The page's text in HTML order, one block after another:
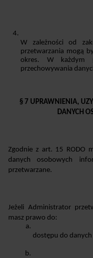
W zależności od
przetwarzania mogą
okres. W każdym
przechowywania
§ 7 UPRAWNIENIA,
DANYCH
Zgodnie z art. 15 RODO
danych osobowych
przetwarzane.
Jeżeli Administrator
masz prawo do:
dostępu do